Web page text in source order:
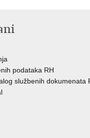
podataka RH
službenih dokumenata